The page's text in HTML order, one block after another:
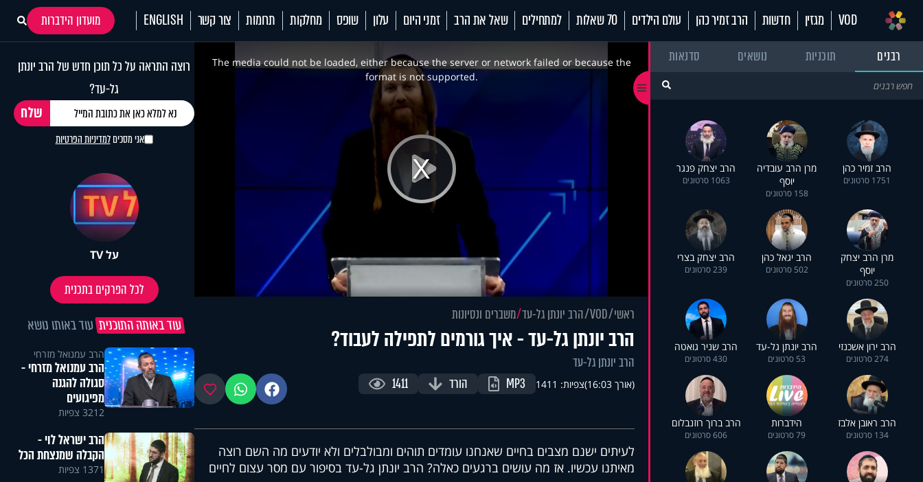
VOD מגזין חדשות הרב זמיר כהן עולם הילדים 70 שאלות למתחילים שאל את הרב זמני היום עלון שופס מחלקות תרומות צור קשר ENGLISH
מועדון הידברות
רבנים
תוכניות נושאים סדנאות
הרב זמיר כהן
1751 סרטונים
מרן הרב עובדיה
יוסף
158 סרטונים
הרב יצחק פנגר
1063 סרטונים
מרן הרב יצחק
יוסף
250 סרטונים
הרב יגאל כהן
502 סרטונים
הרב יצחק בצרי
239 סרטונים
הרב ירון אשכנזי
274 סרטונים
הרב יונתן גל-עד
53 סרטונים
הרב שניר גואטה
430 סרטונים
הרב ראובן אלבז
134 סרטונים
הידברות
79 סרטונים
הרב ברוך רוזנבלום
606 סרטונים
Play
Video
This
modalThe media could not be loaded, either because the server or network failed or because the
format is not supported.
ראשי VOD הרב יונתן גל-עד משברים ונסיונות
הרב יונתן גל-עד - איך גורמים לתפילה לעבוד?
הרב יונתן גל-עד
(אורך 16:03) צפיות: 1411 MP3 הורד 1411 פייסבוקווטסאפ מועדפים
לעיתים ישנם מצבים בחיים שאנחנו עומדים תוהים ומבולבלים ולא יודעים מה השם רוצה
מאיתנו עכשיו. אז מה עושים ברגעים כאלה? הרב יונתן גל-עד בסיפור עם מסר עצום לחיים
רוצה התראה על כל תוכן חדש של הרב יונתן
גל-עד?
אני מסכיםלמדיניות הפרטיות
על TV
לכל הפרקים בתכנית
עוד באותה התוכנית עוד באותו נושא
הרב עמנואל מזרחי
הרב עמנואל מזרחי -
סגולה להגנה
מפיגועים
3212 צפיות
הרב ישראל לוי -
הקבלה שמנצחת הכל
1371 צפיות